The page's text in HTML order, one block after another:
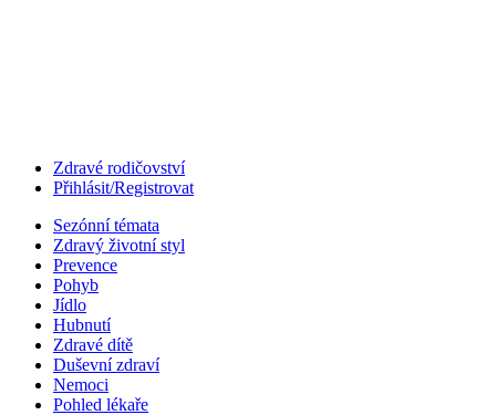
Zdravé rodičovství
Přihlásit/Registrovat
Sezónní témata
Zdravý životní styl
Prevence
Pohyb
Jídlo
Hubnutí
Zdravé dítě
Duševní zdraví
Nemoci
Pohled lékaře